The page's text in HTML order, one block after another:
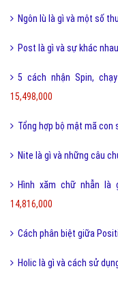
Ngôn lù là gì và một số
Post là gì và sự khác
5 cách nhận Spin,
15,498,000
Tổng hợp bộ mật mã con
Nite là gì và những câu
Hình xăm chữ nhẫn là
14,816,000
Cách phân biệt giữa
Holic là gì và cách sử